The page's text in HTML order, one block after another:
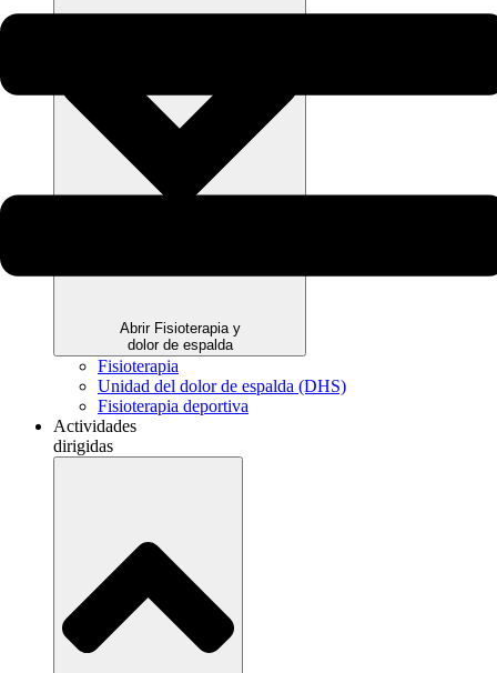
Abrir Fisioterapia y
dolor de espalda
Fisioterapia
Unidad del dolor de espalda (DHS)
Fisioterapia deportiva
Actividades
dirigidas